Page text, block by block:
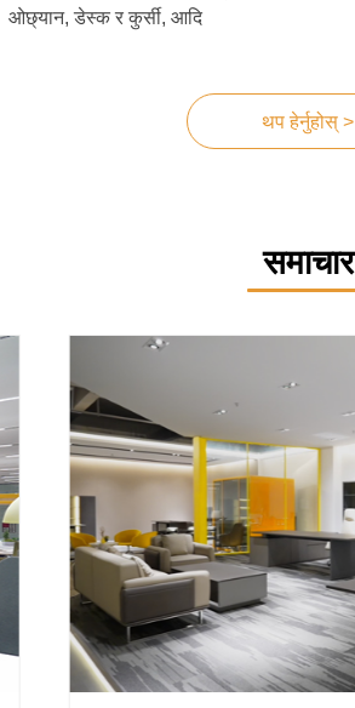
ओछ्यान, डेस्क र कुर्सी, आदि
थप हेर्नुहोस् >
समाचार